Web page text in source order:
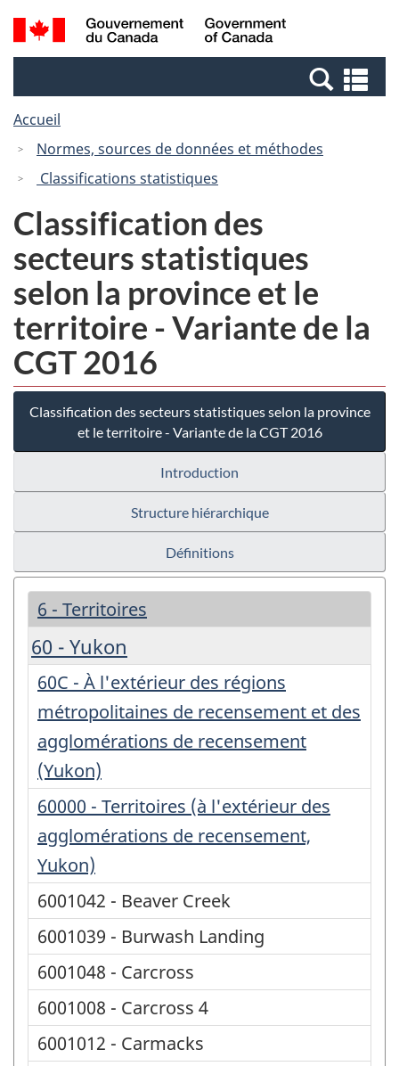
Passer
au
Passer
à
Canada
Recherche
et
et
Accueil
Normes, sources de données et méthodes
Classifications statistiques
Classification des
secteurs statistiques
selon la province et le
territoire - Variante de la
CGT 2016
Classification des secteurs statistiques selon la province
et le territoire - Variante de la CGT 2016
Introduction
Structure hiérarchique
Définitions
6 - Territoires
60 - Yukon
60C - À l'extérieur des régions
métropolitaines de recensement et des
agglomérations de recensement
(Yukon)
60000 - Territoires (à l'extérieur des
agglomérations de recensement,
Yukon)
6001042 - Beaver Creek
6001039 - Burwash Landing
6001048 - Carcross
6001008 - Carcross 4
6001012 - Carmacks